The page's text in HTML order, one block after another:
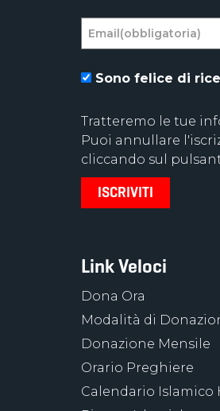
Sono felice di
Tratteremo le tue
Puoi annullare
cliccando sul
Link Veloci
Dona Ora
Modalità di
Donazione Mensile
Orario Preghiere
Calendario Islamico